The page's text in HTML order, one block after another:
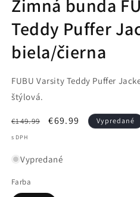
Zimná bunda
Teddy Puffer
biela/čierna
FUBU Varsity Teddy Puffer
štýlová.
Normálna
cena
€149.99
Cena
€69.99 Vypredané
s DPH
Vypredané
Farba